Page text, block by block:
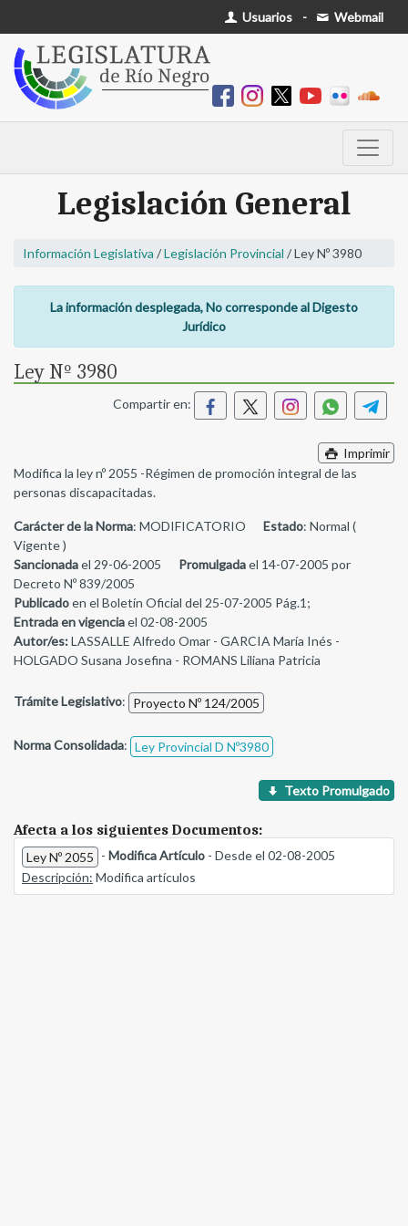
Usuarios - Webmail
Legislación General
Información Legislativa /Legislación Provincial / Ley Nº 3980
La información desplegada, No corresponde al Digesto
Jurídico
Ley Nº 3980
Compartir en:
Imprimir
Modifica la ley nº 2055 -Régimen de promoción integral de las
personas discapacitadas.
Carácter de la Norma: MODIFICATORIO Estado: Normal (
Vigente )
Sancionadael 29-06-2005 Promulgadael 14-07-2005 por
Decreto Nº 839/2005
Publicadoen el Boletín Oficial del 25-07-2005 Pág.1;
Entrada en vigenciael 02-08-2005
Autor/es:LASSALLE Alfredo Omar - GARCIA María Inés -
HOLGADO Susana Josefina - ROMANS Liliana Patricia
Trámite Legislativo: Proyecto Nº 124/2005
Norma Consolidada: Ley Provincial D Nº3980
Texto Promulgado
Afecta a los siguientes Documentos:
Ley Nº 2055 - Modifica Artículo - Desde el 02-08-2005
Descripción: Modifica artículos